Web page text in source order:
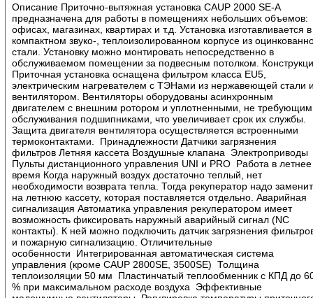
Описание Приточно-вытяжная установка CAUP 2000 SE-A
предназначена для работы в помещениях небольших объемов:
офисах, магазинах, квартирах и т.д. Установка изготавливается в
компактном звуко-, теплоизолированном корпусе из
стали. Установку можно монтировать непосредственно в
обслуживаемом помещении за подвесным потолком.
Приточная установка оснащена фильтром класса EU5,
электрическим нагревателем с ТЭНами из нержавеющей стали
вентилятором. Вентиляторы оборудованы асинхронным
двигателем с внешним ротором и уплотненными, не
обслуживания подшипниками, что увеличивает срок их службы.
Защита двигателя вентилятора осуществляется встроенными
термоконтактами. Принадлежности Датчики загрязнения
фильтров Летняя кассета Воздушные клапана Электроприводы
Пульты дистанционного управления UNI и PRO Работа в летнее
время Когда наружный воздух достаточно теплый, нет
необходимости возврата тепла. Тогда рекуператор надо
на летнюю кассету, которая поставляется отдельно. Аварийная
сигнализация Автоматика управления рекуператором имеет
возможность фиксировать наружный аварийный сигнал (NC
контакты). К ней можно подключить датчик загрязнения
и пожарную сигнализацию. Отличительные
особенности Интегрированная автоматическая система
управления (кроме CAUP 2800SE, 3500SE) Толщина
теплоизоляции 50 мм Пластинчатый теплообменник с КПД до
% при максимальном расходе воздуха Эффективные